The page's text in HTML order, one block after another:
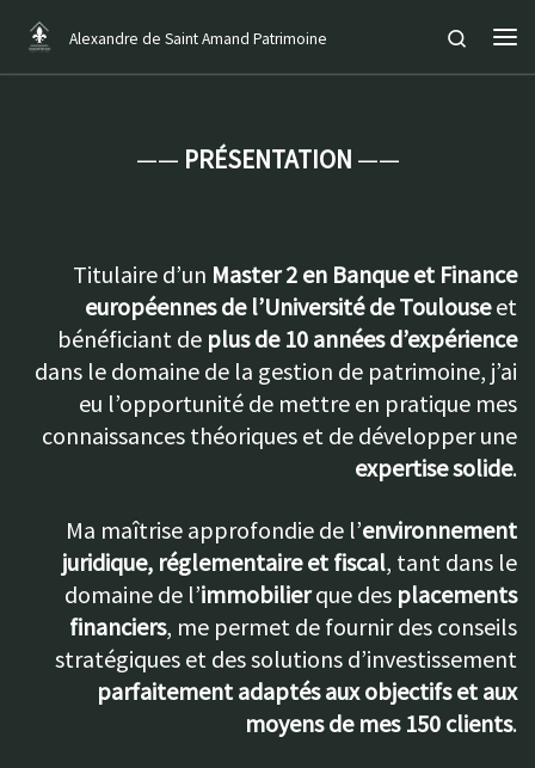
Passer au contenu
Alexandre de Saint Amand Patrimoine
Search
—— PRÉSENTATION ——
Titulaire d’un Master 2 en Banque et Finance
européennes de l’Université de Toulouseet
bénéficiant de plus de 10 années d’expérience
dans le domaine de la gestion de patrimoine, j’ai
eu l’opportunité de mettre en pratique mes
connaissances théoriques et de développer une
expertise solide.
Ma maîtrise approfondie de l’environnement
juridique, réglementaire et fiscal, tant dans le
domaine de l’immobilierque des placements
financiers, me permet de fournir des conseils
stratégiques et des solutions d’investissement
parfaitement adaptés aux objectifs et aux
moyens de mes 150 clients.